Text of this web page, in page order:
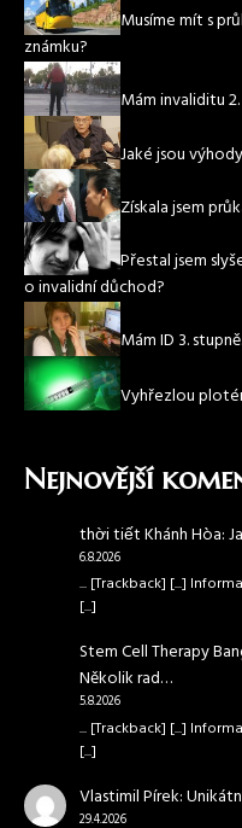
Musíme mít s
známku?
Mám invaliditu
Jaké jsou
Získala jsem
Přestal jsem
o invalidní důchod?
Mám ID 3.
Vyhřezlou
Nejnovější
thời tiết Khánh Hòa:
6.8.2026
... [Trackback] [...]
[...]
Stem Cell Therapy
Několik rad…
5.8.2026
... [Trackback] [...]
[...]
Vlastimil Pírek:
29.4.2026